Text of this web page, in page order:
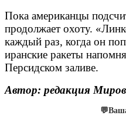
Пока американцы
продолжает охоту.
каждый раз, когда он
иранские ракеты
Персидском заливе.
Автор: редакция
💬